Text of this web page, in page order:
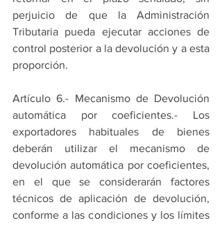
perjuicio de que la Administración
Tributaria pueda ejecutar acciones de
control posterior a la devolución y a esta
proporción.
Artículo 6.- Mecanismo de Devolución
automática por coeficientes.- Los
exportadores habituales de bienes
deberán utilizar el mecanismo de
devolución automática por coeficientes,
en el que se considerarán factores
técnicos de aplicación de devolución,
conforme a las condiciones y los límites